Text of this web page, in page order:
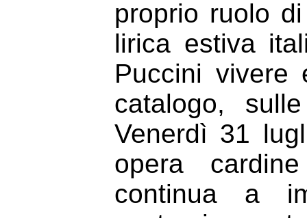
proprio ruolo
lirica estiva
Puccini vivere
catalogo,
Venerdì 31
opera
continua a